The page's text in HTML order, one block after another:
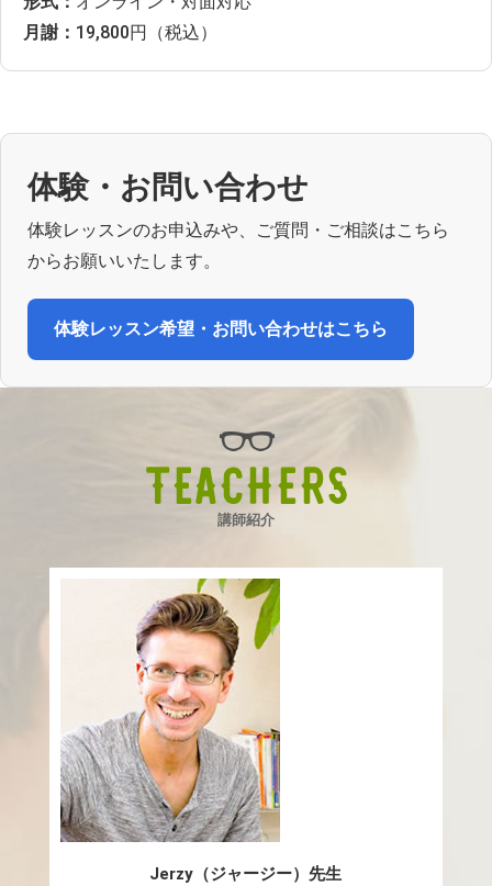
月謝： 19,800円（税込）
体験・お問い合わせ
体験レッスンのお申込みや、ご質問・ご相談はこちら
からお願いいたします。
体験レッスン希望・お問い合わせはこちら
講師紹介
Jerzy（ジャージー）先生